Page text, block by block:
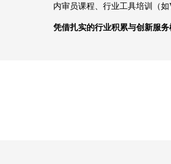
内审员课程、行业工具培训（
凭借扎实的行业积累与创新服